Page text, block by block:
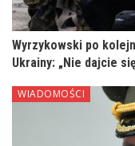
Wyrzykowski po
Ukrainy: „Nie dajcie
WIADOMOŚCI